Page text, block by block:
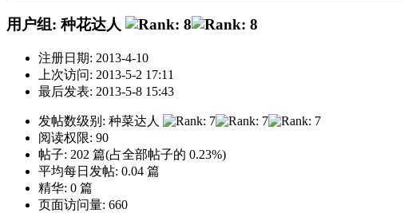
用户组: 种花达人
注册日期: 2013-4-10
上次访问: 2013-5-2 17:11
最后发表: 2013-5-8 15:43
发帖数级别: 种菜达人
阅读权限: 90
帖子: 202 篇(占全部帖子的 0.23%)
平均每日发帖: 0.04 篇
精华: 0 篇
页面访问量: 660